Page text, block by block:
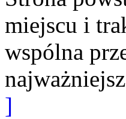
miejscu i
wspólna
]